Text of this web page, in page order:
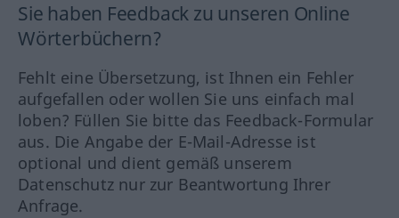
Sie haben Feedback zu unseren Online
Wörterbüchern?
Fehlt eine Übersetzung, ist Ihnen ein Fehler
aufgefallen oder wollen Sie uns einfach mal
loben? Füllen Sie bitte das Feedback-Formular
aus. Die Angabe der E-Mail-Adresse ist
optional und dient gemäß unserem
Datenschutz nur zur Beantwortung Ihrer
Anfrage.